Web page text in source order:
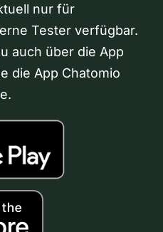
nur für
Tester verfügbar.
auch über die App
die App Chatomio